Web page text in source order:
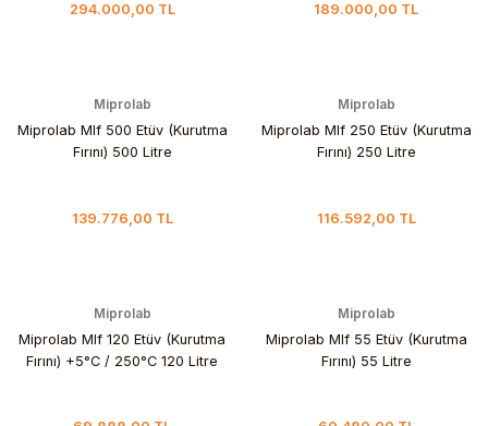
294.000,00 TL 189.000,00 TL
Miprolab
Miprolab Mlf 500 Etüv (Kurutma
Fırını) 500 Litre
139.776,00 TL
Miprolab
Miprolab Mlf 250 Etüv (Kurutma
Fırını) 250 Litre
116.592,00 TL
Miprolab
Miprolab Mlf 120 Etüv (Kurutma
Fırını) +5°C / 250°C 120 Litre
Miprolab
Miprolab Mlf 55 Etüv (Kurutma
Fırını) 55 Litre